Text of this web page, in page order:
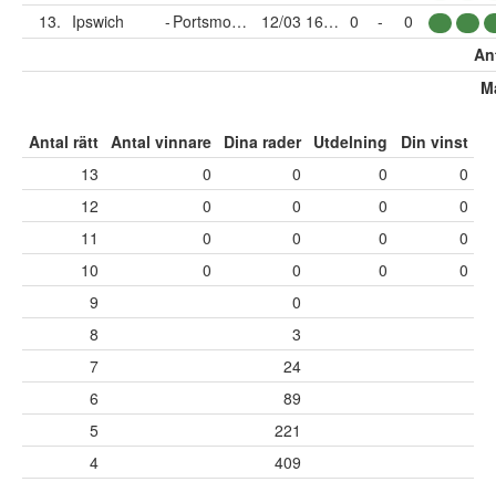
13. Ipswich - Portsmouth 12/03 16:00 0 -
0
Antal rätt Antal vinnare Dina rader Utdelning
Din vinst
13
0 0 0
0
12
0 0 0
0
11
0 0 0
0
10
0 0 0
0
9
0
8
3
7
24
6
89
5
221
4
409